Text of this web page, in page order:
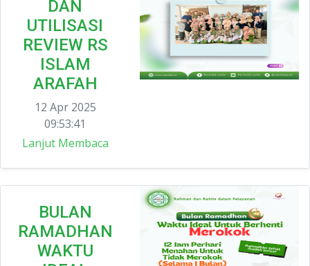
DAN
UTILISASI
REVIEW RS
ISLAM
ARAFAH
12 Apr 2025
09:53:41
Lanjut Membaca
BULAN
RAMADHAN
WAKTU